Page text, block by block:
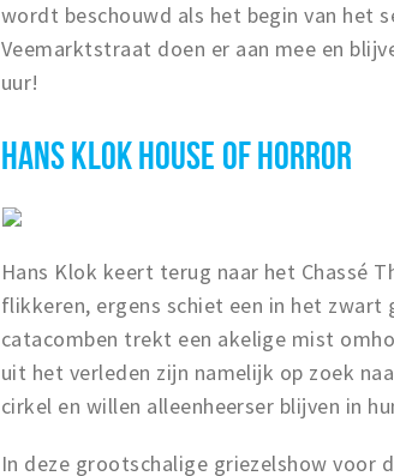
wordt beschouwd als het begin van het
Veemarktstraat doen er aan mee en
uur!
HANS KLOK HOUSE OF HORROR
Hans Klok keert terug naar het Chassé
flikkeren, ergens schiet een in het
catacomben trekt een akelige mist
uit het verleden zijn namelijk op zoek
cirkel en willen alleenheerser blijven in
In deze grootschalige griezelshow voor